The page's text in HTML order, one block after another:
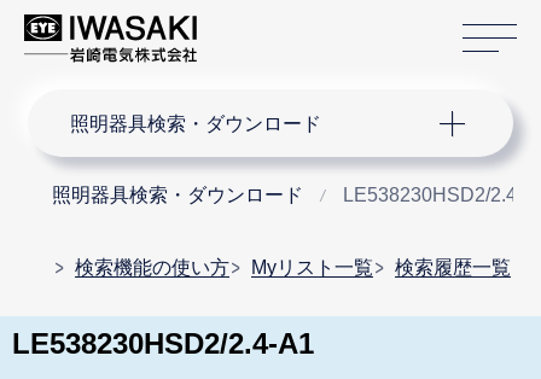
照明器具検索・ダウンロード
照明器具検索・ダウンロード LE538230HSD2/2.4-
検索機能の使い方 Myリスト一覧 検索履歴一覧
LE538230HSD2/2.4-A1